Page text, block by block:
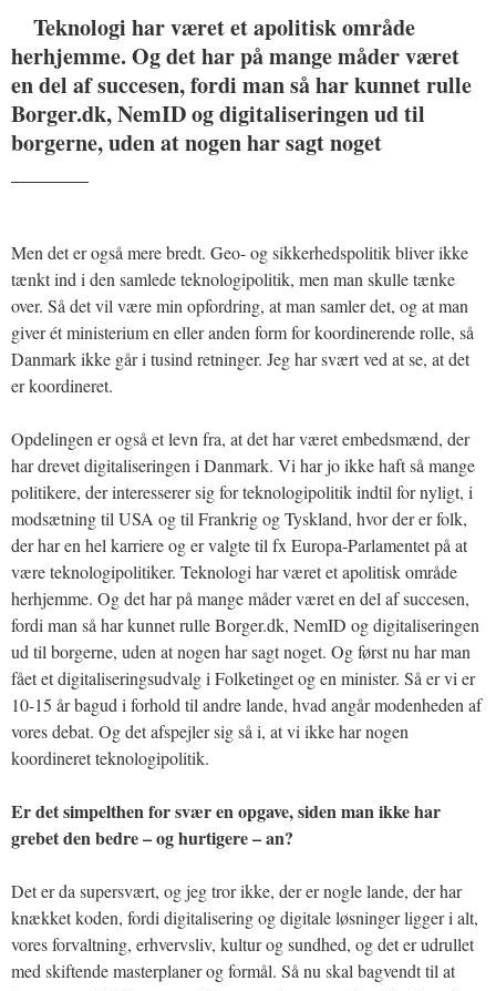
Teknologi har været et apolitisk område
herhjemme. Og det har på mange måder været
en del af succesen, fordi man så har kunnet rulle
Borger.dk, NemID og digitaliseringen ud til
borgerne, uden at nogen har sagt noget
Men det er også mere bredt. Geo- og sikkerhedspolitik bliver ikke
tænkt ind i den samlede teknologipolitik, men man skulle tænke
over. Så det vil være min opfordring, at man samler det, og at man
giver ét ministerium en eller anden form for koordinerende rolle, så
Danmark ikke går i tusind retninger. Jeg har svært ved at se, at det
er koordineret.
Opdelingen er også et levn fra, at det har været embedsmænd, der
har drevet digitaliseringen i Danmark. Vi har jo ikke haft så mange
politikere, der interesserer sig for teknologipolitik indtil for nyligt, i
modsætning til USA og til Frankrig og Tyskland, hvor der er folk,
der har en hel karriere og er valgte til fx Europa-Parlamentet på at
være teknologipolitiker. Teknologi har været et apolitisk område
herhjemme. Og det har på mange måder været en del af succesen,
fordi man så har kunnet rulle Borger.dk, NemID og digitaliseringen
ud til borgerne, uden at nogen har sagt noget. Og først nu har man
fået et digitaliseringsudvalg i Folketinget og en minister. Så er vi er
10-15 år bagud i forhold til andre lande, hvad angår modenheden af
vores debat. Og det afspejler sig så i, at vi ikke har nogen
koordineret teknologipolitik.
Er det simpelthen for svær en opgave, siden man ikke har
grebet den bedre – og hurtigere – an?
Det er da supersvært, og jeg tror ikke, der er nogle lande, der har
knækket koden, fordi digitalisering og digitale løsninger ligger i alt,
vores forvaltning, erhvervsliv, kultur og sundhed, og det er udrullet
med skiftende masterplaner og formål. Så nu skal bagvendt til at